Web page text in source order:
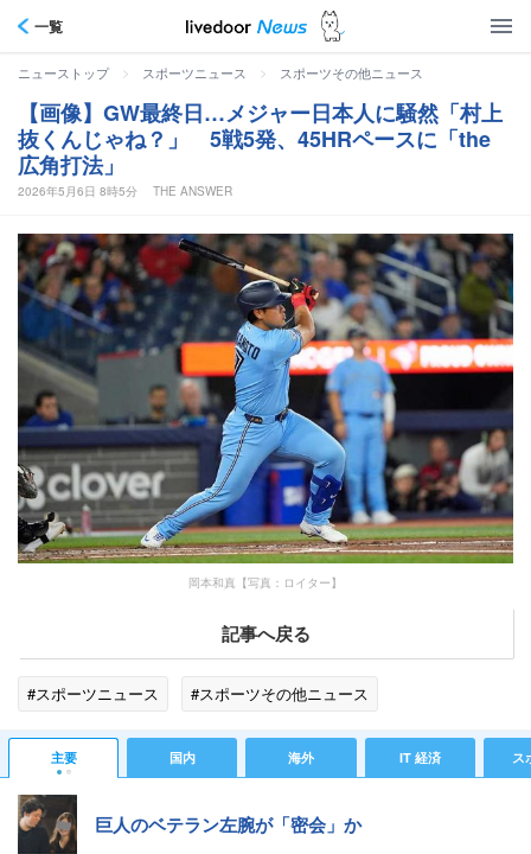
一覧
ニューストップ > スポーツニュース > スポーツその他ニュース
【画像】GW最終日…メジャー日本人に騒然「村上
抜くんじゃね？」 5戦5発、45HRペースに「the
広角打法」
2026年5月6日 8時5分 THE ANSWER
岡本和真【写真：ロイター】
記事へ戻る
#スポーツニュース #スポーツその他ニュース
主要 国内 海外 IT 経済 ス
巨人のベテラン左腕が「密会」か